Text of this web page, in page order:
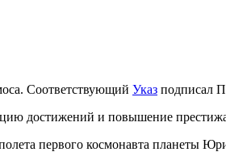
Соответствующий Указ подписал
достижений и повышение
первого космонавта планеты